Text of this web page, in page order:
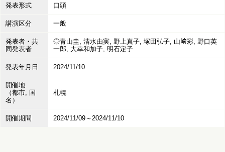
発表形式 口頭
講演区分 一般
発表者・共
同発表者
◎青山圭, 清水由実, 野上真子, 塚田弘子, 山﨑彩, 野口英
一郎, 大幸和加子, 明石定子
発表年月日 2024/11/10
開催地
（都市, 国
名）
札幌
開催期間 2024/11/09～2024/11/10